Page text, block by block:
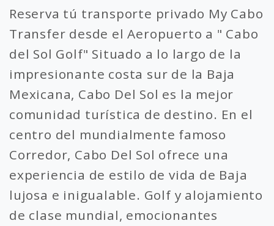
Reserva tú transporte privado My Cabo
Transfer desde el Aeropuerto a " Cabo
del Sol Golf" Situado a lo largo de la
impresionante costa sur de la Baja
Mexicana, Cabo Del Sol es la mejor
comunidad turística de destino. En el
centro del mundialmente famoso
Corredor, Cabo Del Sol ofrece una
experiencia de estilo de vida de Baja
lujosa e inigualable. Golf y alojamiento
de clase mundial, emocionantes